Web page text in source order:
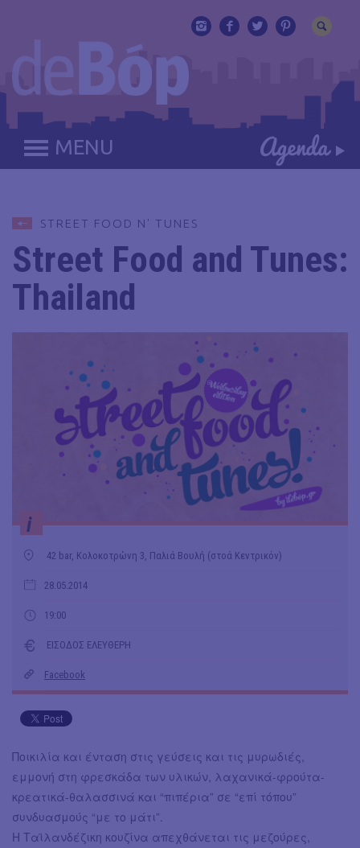
MENU
STREET FOOD N' TUNES
Street Food and Tunes:
Thailand
i
42 bar, Κολοκοτρώνη 3, Παλιά Βουλή (στοά Κεντρικόν)
28.05.2014
19:00
ΕΙΣΟΔΟΣ ΕΛΕΥΘΕΡΗ
Facebook
Ποικιλία και ένταση στις γεύσεις και τις μυρωδιές,
εμμονή στη φρεσκάδα των υλικών, λαχανικά-φρούτα-
κρεατικά-θαλασσινά και “πιπέρια” σε “επί τόπου”
συνδυασμούς “με το μάτι”.
Η Ταϊλανδέζικη κουζίνα απεχθάνεται τις μεζούρες,